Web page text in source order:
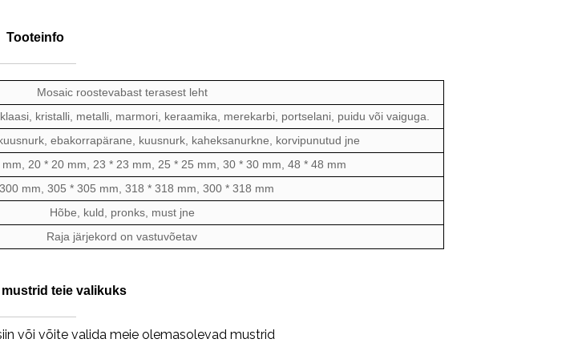
Tooteinfo
Mosaic roostevabast terasest leht
kristalli, metalli, marmori, keraamika, merekarbi, portselani, puidu või vaiguga.
ebakorrapärane, kuusnurk, kaheksanurkne, korvipunutud jne
20 * 20 mm, 23 * 23 mm, 25 * 25 mm, 30 * 30 mm, 48 * 48 mm
mm, 305 * 305 mm, 318 * 318 mm, 300 * 318 mm
Hõbe, kuld, pronks, must jne
Raja järjekord on vastuvõetav
mustrid teie valikuks
või võite valida meie olemasolevad mustrid